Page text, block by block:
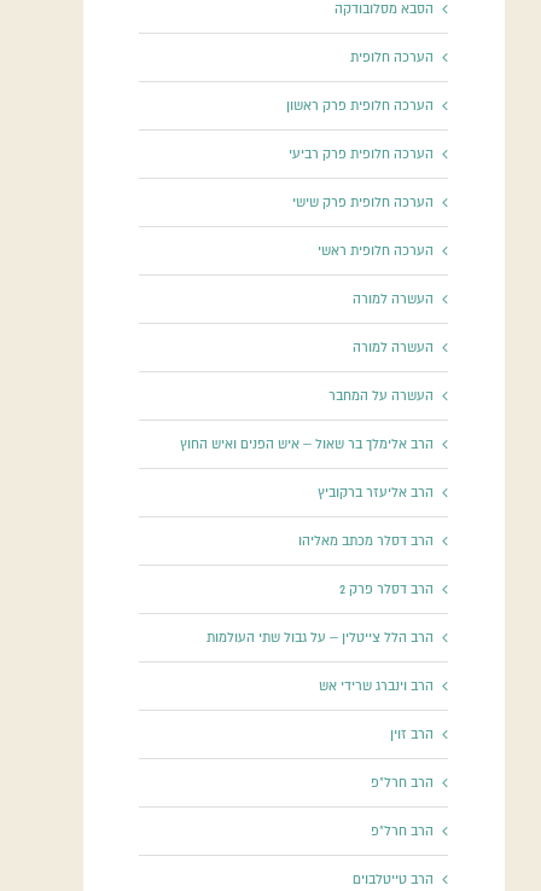
הסבא מסלובודקה
הערכה חלופית
הערכה חלופית פרק ראשון
הערכה חלופית פרק רביעי
הערכה חלופית פרק שישי
הערכה חלופית ראשי
העשרה למורה
העשרה למורה
העשרה על המחבר
הרב אלימלך בר שאול – איש הפנים ואיש החוץ
הרב אליעזר ברקוביץ
הרב דסלר מכתב מאליהו
הרב דסלר פרק 2
הרב הלל צייטלין – על גבול שתי העולמות
הרב וינברג שרידי אש
הרב זוין
הרב חרל"פ
הרב חרל"פ
הרב טייטלבוים